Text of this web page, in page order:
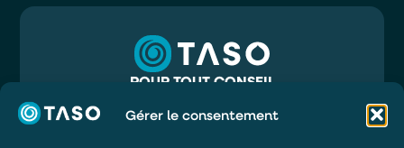
Gérer le consentement
POUR TOUT CONSEIL
INFO@TASO.FR
TASO